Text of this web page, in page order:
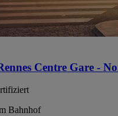
Centre Gare -
Bahnhof